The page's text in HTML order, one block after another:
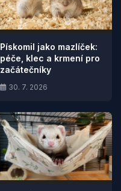
Pískomil jako mazlíček:
péče, klec a krmení pro
začátečníky
30. 7. 2026